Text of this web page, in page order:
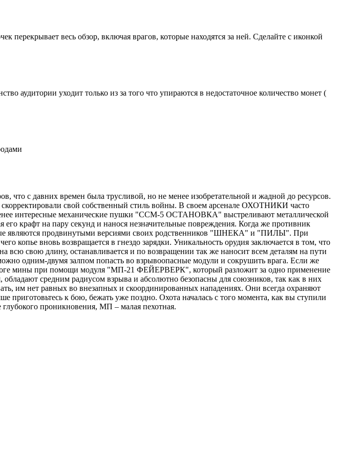
перекрывает весь обзор, включая врагов, которые находятся за ней. Сделайте с иконкой
аудитории уходит только из за того что упираются в недостаточное количество монет (
с давних времен была трусливой, но не менее изобретательной и жадной до ресурсов.
свой собственный стиль войны. В своем арсенале ОХОТНИКИ часто
интересные механические пушки "ССМ-5 ОСТАНОВКА" выстреливают металлической
крафт на пару секунд и нанося незначительные повреждения. Когда же противник
являются продвинутыми версиями своих родственников "ШНЕКА" и "ПИЛЫ". При
вновь возвращается в гнездо зарядки. Уникальность орудия заключается в том, что
всю свою длину, останавливается и по возвращении так же наносит всем деталям на пути
одним-двумя залпом попасть во взрывоопасные модули и сокрушить врага. Если же
мины при помощи модуля "МП-21 ФЕЙЕРВЕРК", который разложит за одно применение
средним радиусом взрыва и абсолютно безопасны для союзников, так как в них
им нет равных во внезапных и скоординированных нападениях. Они всегда охраняют
приготовьтесь к бою, бежать уже поздно. Охота началась с того момента, как вы ступили
проникновения, МП – малая пехотная.